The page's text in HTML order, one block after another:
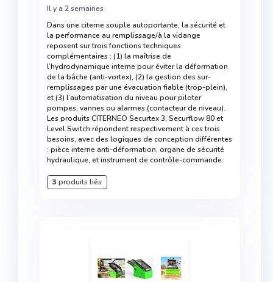
Il y a 2 semaines
Dans une citerne souple autoportante, la sécurité et
la performance au remplissage/à la vidange
reposent sur trois fonctions techniques
complémentaires : (1) la maîtrise de
l’hydrodynamique interne pour éviter la déformation
de la bâche (anti-vortex), (2) la gestion des sur-
remplissages par une évacuation fiable (trop-plein),
et (3) l’automatisation du niveau pour piloter
pompes, vannes ou alarmes (contacteur de niveau).
Les produits CITERNEO Securtex 3, Securflow 80 et
Level Switch répondent respectivement à ces trois
besoins, avec des logiques de conception différentes
: pièce interne anti-déformation, organe de sécurité
hydraulique, et instrument de contrôle-commande.
3 produits liés